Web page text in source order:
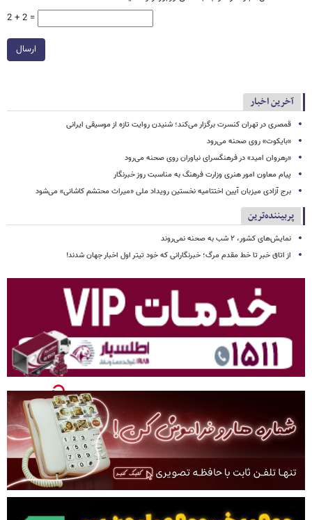
2 + 2 =
ارسال
آخرین اخبار
قمصری در تهران کنسرت برگزار می‌کند؛ شنیدن روایت تازه از موسیقی ایرانی
«بایکوت» روی صحنه می‌رود
«رهروان امید» در فرهنگسرای نیاوران روی صحنه می‌رود
پیام معاون امور هنری وزارت فرهنگ به مناسبت روز خبرنگار
برج آزادی میزبان آیین اختتامیه نخستین رویداد ملی «میراث محتشم کاشانی» می‌شود
پربیننده‌ترین
نمایش‌های کشور، ٢ شب به صحنه نمی‌روند
از اتاق خبر تا خط مقدم مرگ؛ خبرنگارانی که خود تیتر اول اخبار جهان شدند!